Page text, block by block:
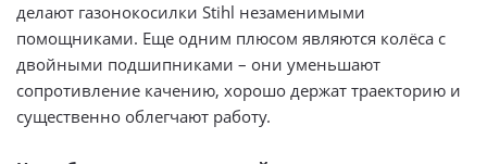
делают газонокосилки Stihl незаменимыми
помощниками. Еще одним плюсом являются колёса с
двойными подшипниками – они уменьшают
сопротивление качению, хорошо держат траекторию и
существенно облегчают работу.